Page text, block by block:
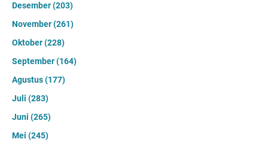
Desember(203)
November(261)
Oktober(228)
September(164)
Agustus(177)
Juli (283)
Juni (265)
Mei (245)